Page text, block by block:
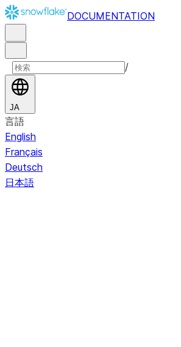
DOCUMENTATION
/
JA
言語
English
Français
Deutsch
日本語